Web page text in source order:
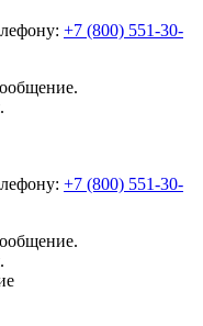
+7 (800) 551-30-
+7 (800) 551-30-